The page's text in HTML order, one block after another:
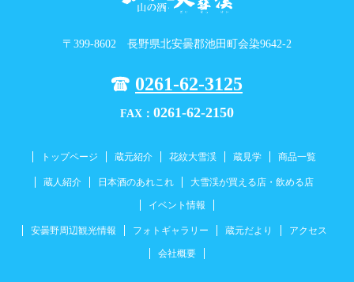
〒399-8602 長野県北安曇郡池田町会染9642-2
0261-62-3125
FAX： 0261-62-2150
トップページ 蔵元紹介 花紋大雪渓 蔵見学 商品一覧
蔵人紹介 日本酒のあれこれ 大雪渓が買える店・飲める店
イベント情報
安曇野周辺観光情報 フォトギャラリー 蔵元だより アクセス
会社概要